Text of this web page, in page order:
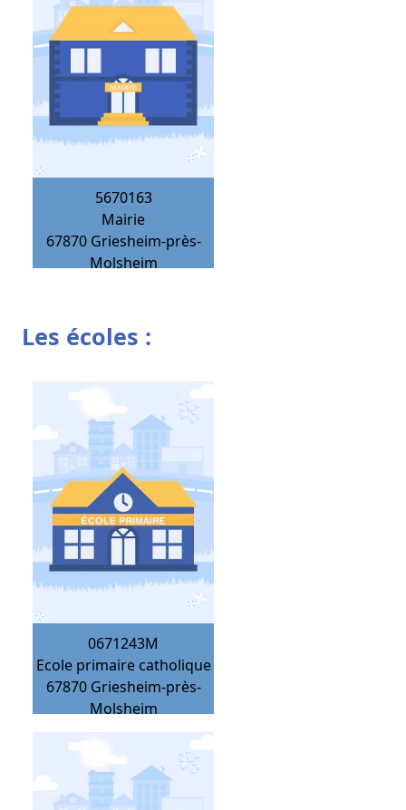
5670163
Mairie
67870 Griesheim-près-
Molsheim
Les écoles :
0671243M
Ecole primaire catholique
67870 Griesheim-près-
Molsheim